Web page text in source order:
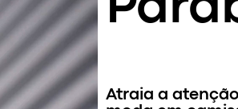
Atraia a